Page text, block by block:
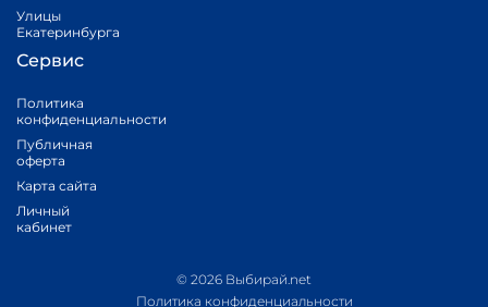
Улицы
Екатеринбурга
Сервис
Политика
конфиденциальности
Публичная
оферта
Карта сайта
Личный
кабинет
© 2026 Выбирай.net
Политика конфиденциальности